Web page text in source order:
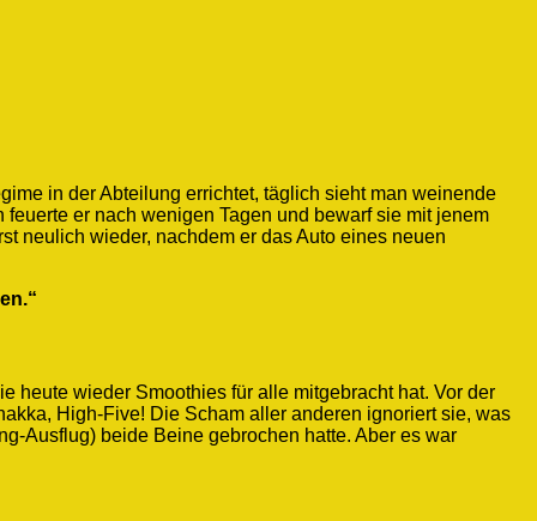
in der Abteilung errichtet, täglich sieht man weinende
er nach wenigen Tagen und bewarf sie mit jenem
neulich wieder, nachdem er das Auto eines neuen
heute wieder Smoothies für alle mitgebracht hat. Vor der
High-Five! Die Scham aller anderen ignoriert sie, was
Ausflug) beide Beine gebrochen hatte. Aber es war